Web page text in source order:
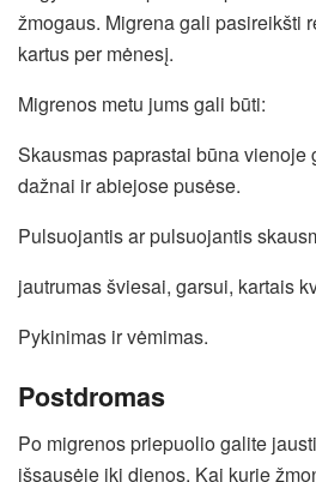
žmogaus. Migrena gali pasireikšti
kartus per mėnesį.
Migrenos metu jums gali būti:
Skausmas paprastai būna vienoje
dažnai ir abiejose pusėse.
Pulsuojantis ar pulsuojantis
jautrumas šviesai, garsui, kartais
Pykinimas ir vėmimas.
Postdromas
Po migrenos priepuolio galite
išsausėję iki dienos. Kai kurie